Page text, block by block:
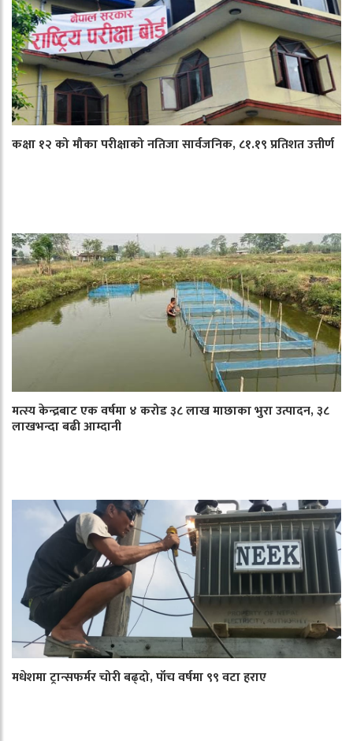
कक्षा १२ को मौका परीक्षाको नतिजा सार्वजनिक, ८१.१९ प्रतिशत उत्तीर्ण
मत्स्य केन्द्रबाट एक वर्षमा ४ करोड ३८ लाख माछाका भुरा उत्पादन, ३८
लाखभन्दा बढी आम्दानी
मधेशमा ट्रान्सफर्मर चोरी बढ्दो, पाँच वर्षमा ९९ वटा हराए